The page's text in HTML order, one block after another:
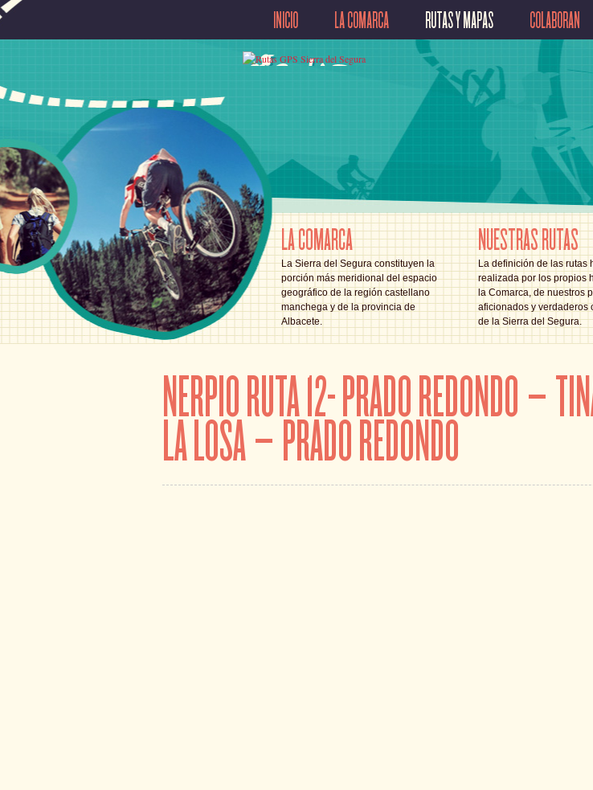
INICIO LA COMARCA RUTAS Y MAPAS COLABORAN
LA COMARCA
La Sierra del Segura constituyen la
porción más meridional del espacio
geográfico de la región castellano
manchega y de la provincia de
Albacete.
NUESTRAS RUTAS
La definición de las rutas
realizada por los propios
la Comarca, de nuestros
aficionados y verdaderos
de la Sierra del Segura.
NERPIO RUTA 12- PRADO REDONDO –
LA LOSA – PRADO REDONDO